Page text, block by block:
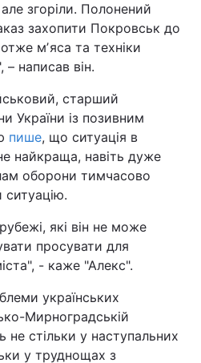
згоріли. Полонений
захопити Покровськ до
мʼяса та техніки
написав він.
старший
України із позивним
пише, що ситуація в
найкраща, навіть дуже
оборони тимчасово
ситуацію.
які він не може
просувати для
- каже "Алекс".
українських
Мирноградській
не стільки у наступальних
у труднощах з